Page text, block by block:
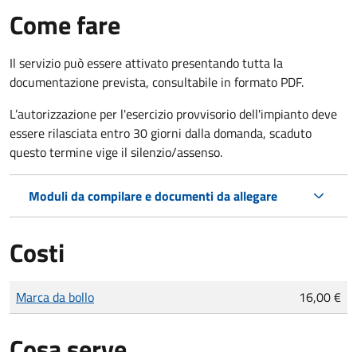
Come fare
Il servizio può essere attivato presentando tutta la
documentazione prevista, consultabile in formato PDF.
L’autorizzazione per l'esercizio provvisorio dell'impianto deve
essere rilasciata entro 30 giorni dalla domanda, scaduto
questo terminevige il silenzio/assenso.
Moduli da compilare e documenti da allegare
Costi
Tipo di pagamento
Importo
Marca da bollo 16,00 €